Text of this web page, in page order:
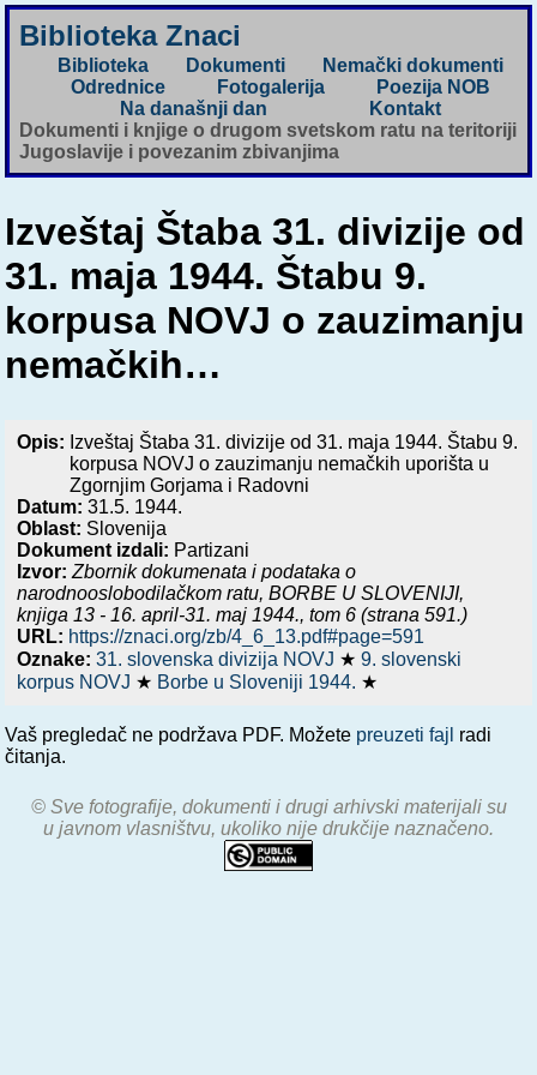
Biblioteka Znaci
Biblioteka Dokumenti
Nemački dokumenti
Odrednice
Fotogalerija
Poezija NOB
Na današnji dan
Kontakt
Dokumenti i knjige o drugom svetskom ratu na teritoriji
Jugoslavije i povezanim zbivanjima
Izveštaj Štaba 31. divizije od
31. maja 1944. Štabu 9.
korpusa NOVJ o zauzimanju
nemačkih…
Opis: Izveštaj Štaba 31. divizije od 31. maja 1944. Štabu 9.
korpusa NOVJ o zauzimanju nemačkih uporišta u
Zgornjim Gorjama i Radovni
Datum:31.5. 1944.
Oblast: Slovenija
Dokument izdali: Partizani
Izvor: Zbornik dokumenata i podataka o
narodnooslobodilačkom ratu,BORBE U SLOVENIJI,
knjiga 13 - 16. april-31. maj 1944., tom 6 (strana 591.)
URL: https://znaci.org/zb/4_6_13.pdf#page=591
Oznake:31. slovenska divizija NOVJ ★9. slovenski
korpus NOVJ ★ Borbe u Sloveniji 1944. ★
Vaš pregledač ne podržava PDF. Možete preuzeti fajl radi
čitanja.
© Sve fotografije, dokumenti i drugi arhivski materijali su
u javnom vlasništvu, ukoliko nije drukčije naznačeno.